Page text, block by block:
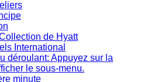
de Hyatt
International
déroulant: Appuyez sur la
le sous-menu.
minute